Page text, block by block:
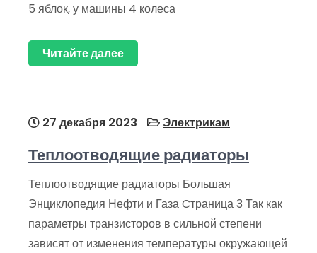
5 яблок, у машины 4 колеса
Читайте далее
27 декабря 2023 Электрикам
Теплоотводящие радиаторы
Теплоотводящие радиаторы Большая
Энциклопедия Нефти и Газа Cтраница 3 Так как
параметры транзисторов в сильной степени
зависят от изменения температуры окружающей